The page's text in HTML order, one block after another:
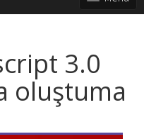
3.0
oluştuma